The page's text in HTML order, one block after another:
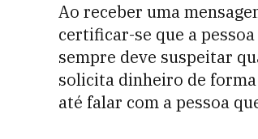
Ao receber uma
certificar-se que a
sempre deve suspeitar
solicita dinheiro de
até falar com a pessoa